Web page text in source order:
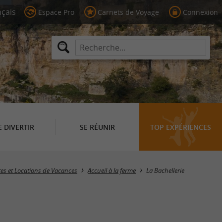
Espace Pro Carnets de Voyage Connexion
DIVERTIR SE RÉUNIR TOP EXPÉRIENCES
Masquer la carte
et Locations de Vacances Accueil à la ferme La Bachellerie